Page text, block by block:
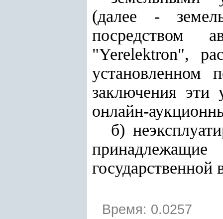
(далее -
посредством
"Yerelektron",
установленном
заключения эти
онлайн-
б)
государственной
Время: 0.0257